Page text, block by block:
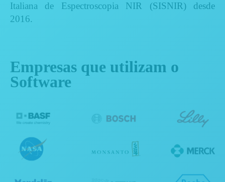
Italiana de Espectroscopia NIR (SISNIR) desde
2016.
Empresas que utilizam o
Software